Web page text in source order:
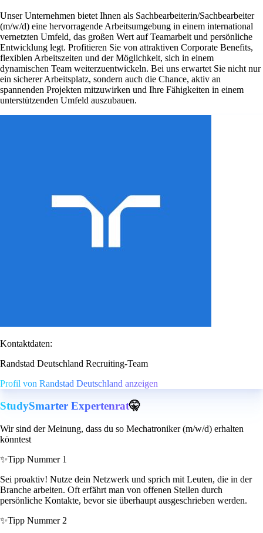
Unser Unternehmen bietet Ihnen als Sachbearbeiterin/Sachbearbeiter
(m/w/d) eine hervorragende Arbeitsumgebung in einem international
vernetzten Umfeld, das großen Wert auf Teamarbeit und persönliche
Entwicklung legt. Profitieren Sie von attraktiven Corporate Benefits,
flexiblen Arbeitszeiten und der Möglichkeit, sich in einem
dynamischen Team weiterzuentwickeln. Bei uns erwartet Sie nicht nur
ein sicherer Arbeitsplatz, sondern auch die Chance, aktiv an
spannenden Projekten mitzuwirken und Ihre Fähigkeiten in einem
unterstützenden Umfeld auszubauen.
Kontaktdaten:
Randstad Deutschland Recruiting-Team
Profil von Randstad Deutschland anzeigen
StudySmarter Expertenrat🤫
Wir sind der Meinung, dass du so Mechatroniker (m/w/d) erhalten
könntest
✨Tipp Nummer 1
Sei proaktiv! Nutze dein Netzwerk und sprich mit Leuten, die in der
Branche arbeiten. Oft erfährt man von offenen Stellen durch
persönliche Kontakte, bevor sie überhaupt ausgeschrieben werden.
✨Tipp Nummer 2